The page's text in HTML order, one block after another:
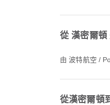
從 漢密爾頓
由 波特航空
從漢密爾頓